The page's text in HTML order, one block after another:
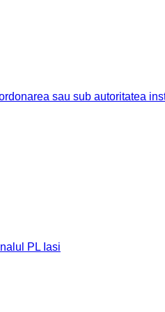
sau sub autoritatea
PL Iasi